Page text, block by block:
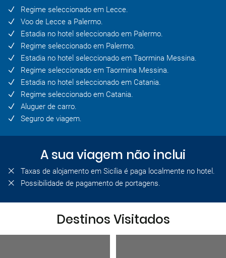
Regime seleccionado em Lecce.
Voo de Lecce a Palermo.
Estadia no hotel seleccionado em Palermo.
Regime seleccionado em Palermo.
Estadia no hotel seleccionado em Taormina Messina.
Regime seleccionado em Taormina Messina.
Estadia no hotel seleccionado em Catania.
Regime seleccionado em Catania.
Aluguer de carro.
Seguro de viagem.
A sua viagem não inclui
Taxas de alojamento em Sicília é paga localmente no hotel.
Possibilidade de pagamento de portagens.
Destinos Visitados